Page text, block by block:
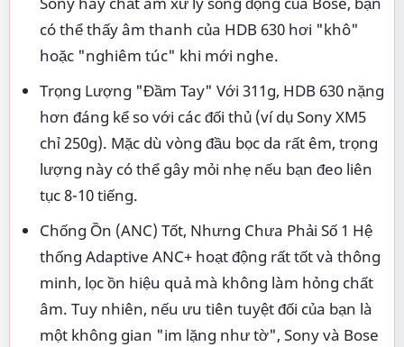
có thể thấy âm thanh của HDB 630 hơi "khô"
hoặc "nghiêm túc" khi mới nghe.
Trọng Lượng "Đầm Tay" Với 311g, HDB 630 nặng
hơn đáng kể so với các đối thủ (ví dụ Sony XM5
chỉ 250g). Mặc dù vòng đầu bọc da rất êm, trọng
lượng này có thể gây mỏi nhẹ nếu bạn đeo liên
tục 8-10 tiếng.
Chống Ồn (ANC) Tốt, Nhưng Chưa Phải Số 1 Hệ
thống Adaptive ANC+ hoạt động rất tốt và thông
minh, lọc ồn hiệu quả mà không làm hỏng chất
âm. Tuy nhiên, nếu ưu tiên tuyệt đối của bạn là
một không gian "im lặng như tờ", Sony và Bose